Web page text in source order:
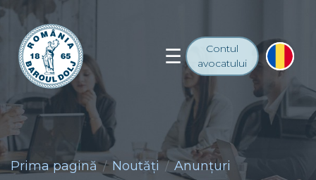
Contul
avocatului
Prima pagină Noutăţi Anunţuri